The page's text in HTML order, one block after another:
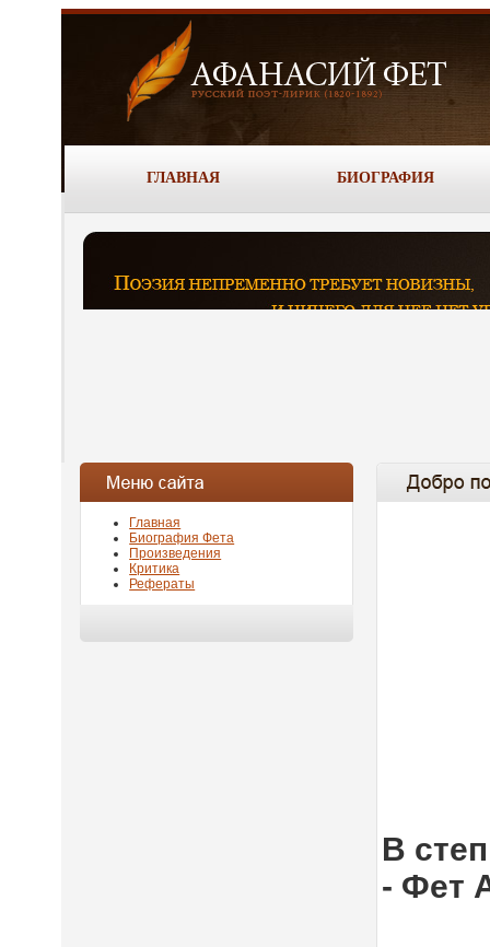
ГЛАВНАЯ БИОГРАФИЯ
Главная
Биография Фета
Произведения
Критика
Рефераты
В
- Фет